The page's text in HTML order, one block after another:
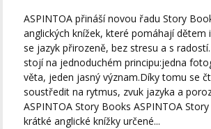
ASPINTOA přináší novou řadu Story
anglických knížek, které pomáhají dětem
se jazyk přirozeně, bez stresu a s
stojí na jednoduchém principu:jedna
věta, jeden jasný význam.Díky tomu se
soustředit na rytmus, zvuk jazyka a
ASPINTOA Story Books ASPINTOA
krátké anglické knížky určené...